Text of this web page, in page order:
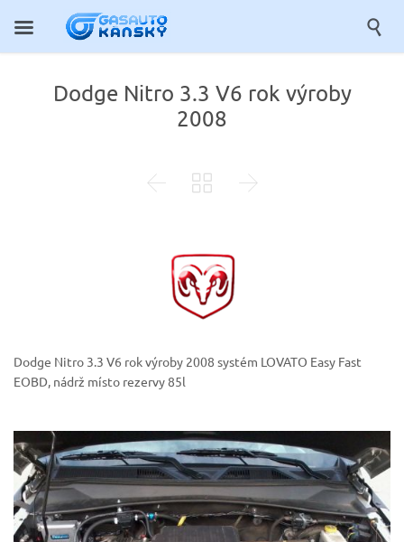

Dodge Nitro 3.3 V6 rok výroby
2008
  
Dodge Nitro 3.3 V6 rok výroby 2008 systém LOVATO Easy Fast
EOBD, nádrž místo rezervy 85l